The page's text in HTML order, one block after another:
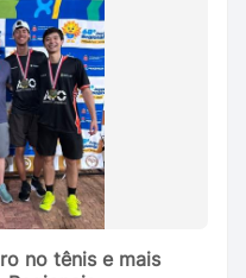
no tênis e mais